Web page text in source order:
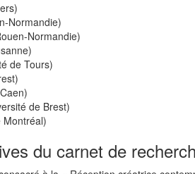
Normandie)
Normandie)
de Tours)
de Brest)
Montréal)
du carnet de